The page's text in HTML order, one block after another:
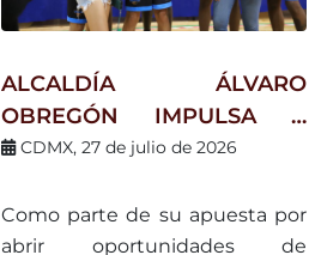
ALCALDÍA ÁLVARO
OBREGÓN IMPULSA A
JÓVENES
ENTRENAMIENTO DE
CLIFF MORGAN,
CDMX, 27 de julio de 2026
Como parte de su apuesta por
abrir oportunidades de